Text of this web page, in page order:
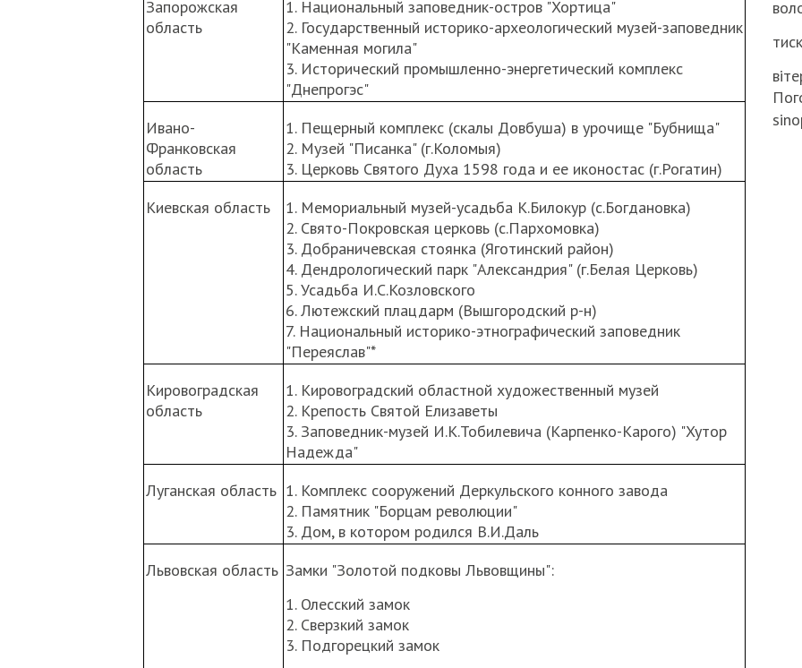
Запорожская
область
1. Национальный заповедник-остров "Хортица"
2. Государственный историко-археологический музей-заповедник
"Каменная могила"
3. Исторический промышленно-энергетический комплекс
"Днепрогэс"
Ивано-
Франковская
область
1. Пещерный комплекс (скалы Довбуша) в урочище "Бубнища"
2. Музей "Писанка" (г.Коломыя)
3. Церковь Святого Духа 1598 года и ее иконостас (г.Рогатин)
Киевская область
1. Мемориальный музей-усадьба К.Билокур (с.Богдановка)
2. Свято-Покровская церковь (с.Пархомовка)
3. Добраничевская стоянка (Яготинский район)
4. Дендрологический парк "Александрия" (г.Белая Церковь)
5. Усадьба И.С.Козловского
6. Лютежский плацдарм (Вышгородский р-н)
7. Национальный историко-этнографический заповедник
"Переяслав"*
Кировоградская
область
1. Кировоградский областной художественный музей
2. Крепость Святой Елизаветы
3. Заповедник-музей И.К.Тобилевича (Карпенко-Карого) "Хутор
Надежда"
Луганская область 1. Комплекс сооружений Деркульского конного завода
2. Памятник "Борцам революции"
3. Дом, в котором родился В.И.Даль
Львовская область Замки "Золотой подковы Львовщины":
1. Олесский замок
2. Сверзкий замок
3. Подгорецкий замок